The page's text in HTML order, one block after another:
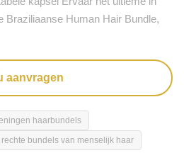
Braziliaanse Human Hair Bundle,
aanvragen
haarbundels
rechte bundels van menselijk haar